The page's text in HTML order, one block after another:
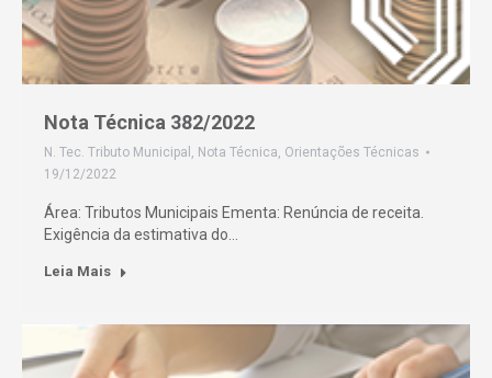
Nota Técnica 382/2022
N. Tec. Tributo Municipal , Nota Técnica, Orientações Técnicas
19/12/2022
Área: Tributos Municipais Ementa: Renúncia de receita.
Exigência da estimativa do…
Leia Mais